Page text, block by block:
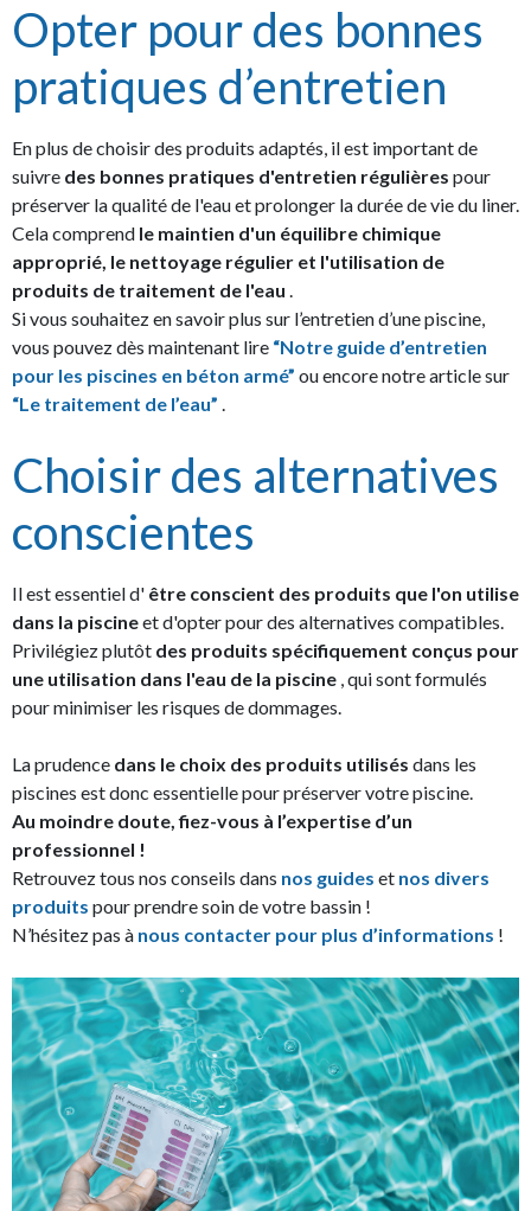
Opter pour des bonnes
pratiques d’entretien
En plus de choisir des produits adaptés, il est important de
suivre des bonnes pratiques d'entretien régulières pour
préserver la qualité de l'eau et prolonger la durée de vie du liner.
Cela comprend le maintien d'un équilibre chimique
approprié, le nettoyage régulier et l'utilisation de
produits de traitement de l'eau .
Si vous souhaitez en savoir plus sur l’entretien d’une piscine,
vous pouvez dès maintenant lire “Notre guide d’entretien
pour les piscines en béton armé” ou encore notre article sur
“Le traitement de l’eau” .
Choisir des alternatives
conscientes
Il est essentiel d' être conscient des produits que l'on utilise
dans la piscineet d'opter pour des alternatives compatibles.
Privilégiez plutôt des produits spécifiquement conçus pour
une utilisation dans l'eau de la piscine , qui sont formulés
pour minimiser les risques de dommages.
La prudence dans le choix des produits utilisés dans les
piscines est donc essentielle pour préserver votre piscine.
Au moindre doute, fiez-vous à l’expertise d’un
professionnel !
Retrouvez tous nos conseils dans nos guides et nos divers
produits pour prendre soin de votre bassin !
N’hésitez pas à nous contacter pour plus d’informations !